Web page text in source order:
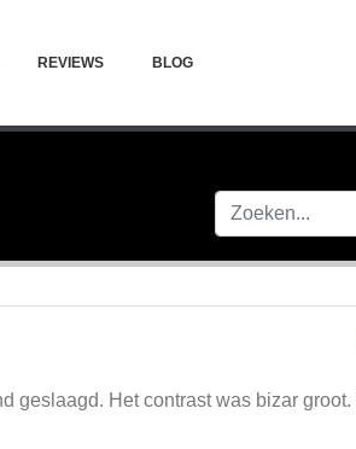
REVIEWS BLOG
geslaagd. Het contrast was bizar groot.